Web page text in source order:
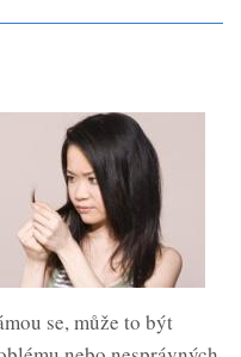
se, může to být